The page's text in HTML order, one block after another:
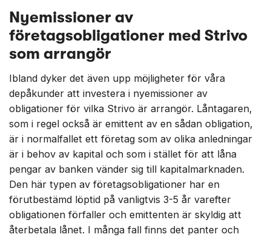
Nyemissioner av
företagsobligationer med Strivo
som arrangör
Ibland dyker det även upp möjligheter för våra
depåkunder att investera i nyemissioner av
obligationer för vilka Strivo är arrangör. Låntagaren,
som i regel också är emittent av en sådan obligation,
är i normalfallet ett företag som av olika anledningar
är i behov av kapital och som i stället för att låna
pengar av banken vänder sig till kapitalmarknaden.
Den här typen av företagsobligationer har en
förutbestämd löptid på vanligtvis 3-5 år varefter
obligationen förfaller och emittenten är skyldig att
återbetala lånet. I många fall finns det panter och